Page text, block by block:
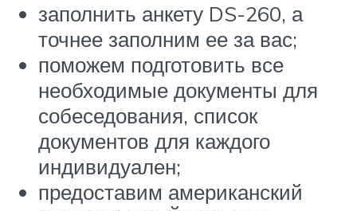
заполнить анкету DS-260, а
точнее заполним ее за вас;
поможем подготовить все
необходимые документы для
собеседования, список
документов для каждого
индивидуален;
предоставим американский